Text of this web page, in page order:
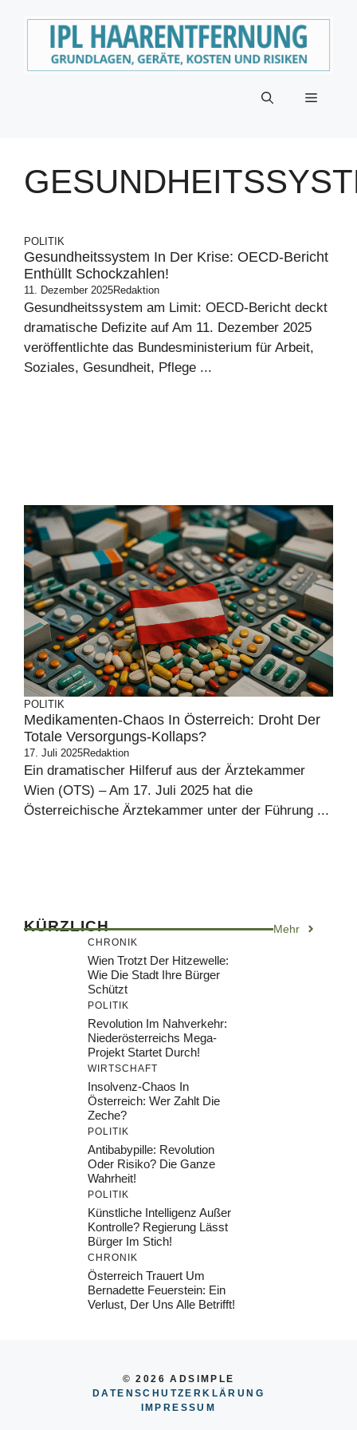
Menü
POLITIK
Gesundheitssystem In Der Krise: OECD-Bericht
Enthüllt Schockzahlen!
11. Dezember 2025Redaktion
Gesundheitssystem am Limit: OECD-Bericht deckt
dramatische Defizite auf Am 11. Dezember 2025
veröffentlichte das Bundesministerium für Arbeit,
Soziales, Gesundheit, Pflege ...
POLITIK
Medikamenten-Chaos In Österreich: Droht Der
Totale Versorgungs-Kollaps?
17. Juli 2025Redaktion
Ein dramatischer Hilferuf aus der Ärztekammer
Wien (OTS) – Am 17. Juli 2025 hat die
Österreichische Ärztekammer unter der Führung ...
KÜRZLICH Mehr
CHRONIK
Wien Trotzt Der Hitzewelle:
Wie Die Stadt Ihre Bürger
Schützt
POLITIK
Revolution Im Nahverkehr:
Niederösterreichs Mega-
Projekt Startet Durch!
WIRTSCHAFT
Insolvenz-Chaos In
Österreich: Wer Zahlt Die
Zeche?
POLITIK
Antibabypille: Revolution
Oder Risiko? Die Ganze
Wahrheit!
POLITIK
Künstliche Intelligenz Außer
Kontrolle? Regierung Lässt
Bürger Im Stich!
CHRONIK
Österreich Trauert Um
Bernadette Feuerstein: Ein
Verlust, Der Uns Alle Betrifft!
© 2026 ADSIMPLE
DATENSCHUTZERKLÄRUNG
IMPRESSU M